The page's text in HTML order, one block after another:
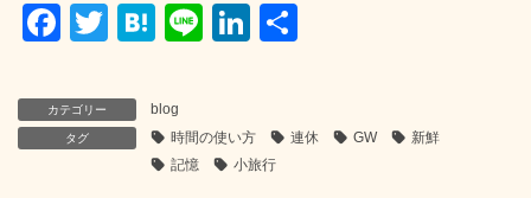
F
c
e
T
tt
er
H
e
n
a
Li
Li
e
dI
カテゴリー blog
タグ 時間の使い方 連休 GW
新鮮
記憶
小旅行